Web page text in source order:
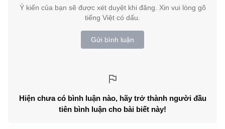
Ý kiến của bạn sẽ được xét duyệt khi đăng. Xin vui lòng gõ
tiếng Việt có dấu.
Gửi bình luận
Hiện chưa có bình luận nào, hãy trở thành người đầu
tiên bình luận cho bài biết này!